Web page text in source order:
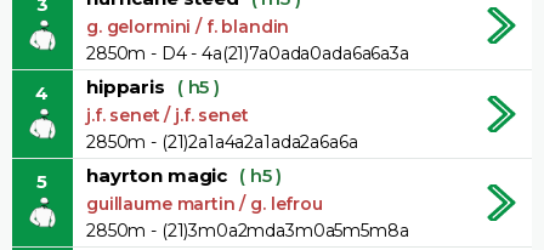
g. gelormini / f. blandin
2850m - D4 - 4a(21)7a0ada0ada6a6a3a
4 hipparis ( h5 )
j.f. senet / j.f. senet
2850m - (21)2a1a4a2a1ada2a6a6a
5 hayrton magic ( h5 )
guillaume martin / g. lefrou
2850m - (21)3m0a2mda3m0a5m5m8a